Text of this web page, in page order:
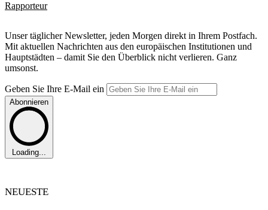
Rapporteur
Unser täglicher Newsletter, jeden Morgen direkt in Ihrem Postfach.
Mit aktuellen Nachrichten aus den europäischen Institutionen und
Hauptstädten – damit Sie den Überblick nicht verlieren. Ganz
umsonst.
Geben Sie Ihre E-Mail ein
Abonnieren
Loading...
NEUESTE